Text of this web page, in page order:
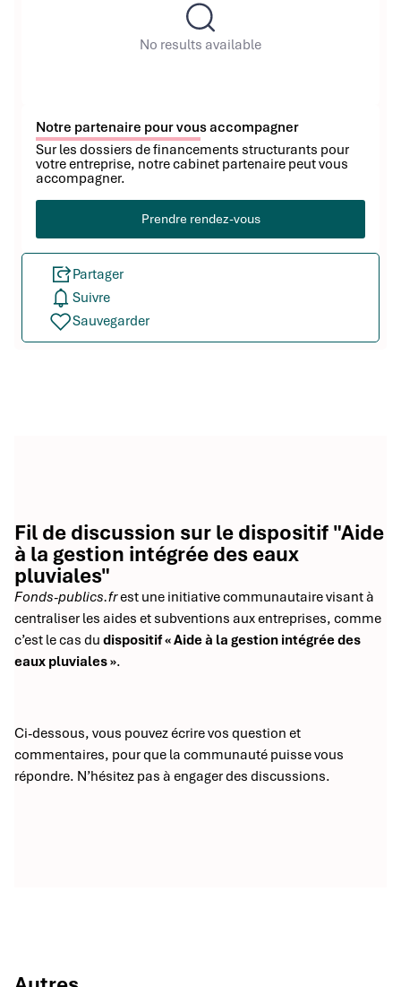
No results available
Notre partenaire pour vous accompagner
Sur les dossiers de financements structurants pour
votre entreprise, notre cabinet partenaire peut vous
accompagner.
Prendre rendez-vous
Partager
Suivre
Sauvegarder
Fil de discussion sur le dispositif "Aide
à la gestion intégrée des eaux
pluviales"
Fonds-publics.frest une initiative communautaire visant à
centraliser les aides et subventions aux entreprises, comme
c’est le cas du dispositif « Aide à la gestion intégrée des
eaux pluviales ».
Ci-dessous, vous pouvez écrire vos question et
commentaires, pour que la communauté puisse vous
répondre. N’hésitez pas à engager des discussions.